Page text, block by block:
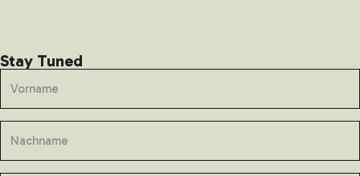
Stay Tuned